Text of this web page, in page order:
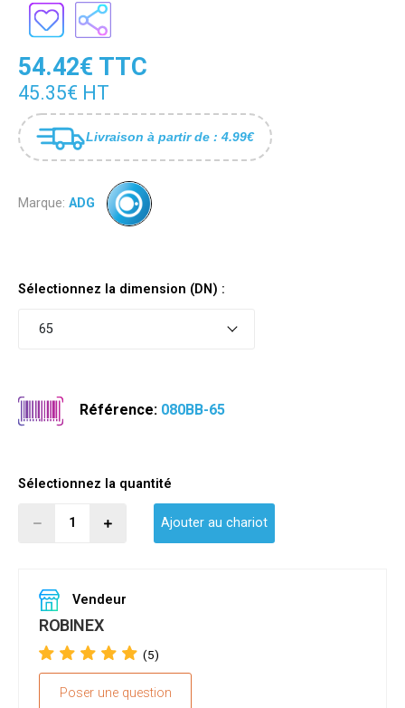
54.42€ TTC
45.35€ HT
Livraison à partir de : 4.99€
Marque: ADG
Sélectionnez la dimension (DN) :
65
Référence: 080BB-65
Sélectionnez la quantité
Ajouter au chariot
Vendeur
ROBINEX
(5)
Poser une question